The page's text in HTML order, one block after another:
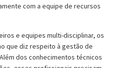
com a equipe de recursos
e equipes multi-disciplinar, os
que diz respeito à gestão de
dos conhecimentos técnicos